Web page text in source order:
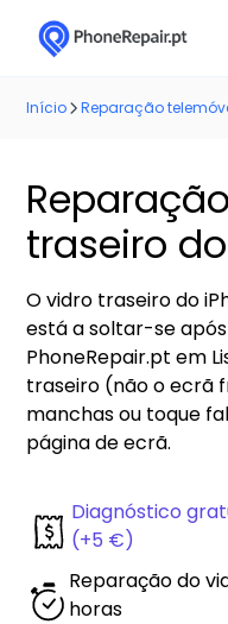
Início Reparação
traseiro
O vidro traseiro do
está a soltar-se
PhoneRepair.pt em
traseiro (não o ecrã
manchas ou toque
página de ecrã.
Diagnóstico
(+5 €)
Reparação do
horas